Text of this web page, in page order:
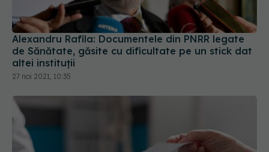
Alexandru Rafila: Documentele din PNRR legate
de Sănătate, găsite cu dificultate pe un stick dat
altei instituții
27 noi 2021, 10:35